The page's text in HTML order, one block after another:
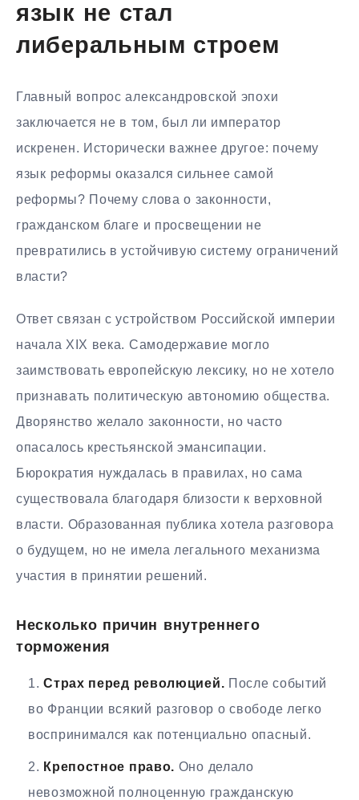
язык не стал
либеральным строем
Главный вопрос александровской эпохи
заключается не в том, был ли император
искренен. Исторически важнее другое: почему
язык реформы оказался сильнее самой
реформы? Почему слова о законности,
гражданском благе и просвещении не
превратились в устойчивую систему ограничений
власти?
Ответ связан с устройством Российской империи
начала XIX века. Самодержавие могло
заимствовать европейскую лексику, но не хотело
признавать политическую автономию общества.
Дворянство желало законности, но часто
опасалось крестьянской эмансипации.
Бюрократия нуждалась в правилах, но сама
существовала благодаря близости к верховной
власти. Образованная публика хотела разговора
о будущем, но не имела легального механизма
участия в принятии решений.
Несколько причин внутреннего
торможения
Страх перед революцией. После событий
во Франции всякий разговор о свободе легко
воспринимался как потенциально опасный.
Крепостное право. Оно делало
невозможной полноценную гражданскую